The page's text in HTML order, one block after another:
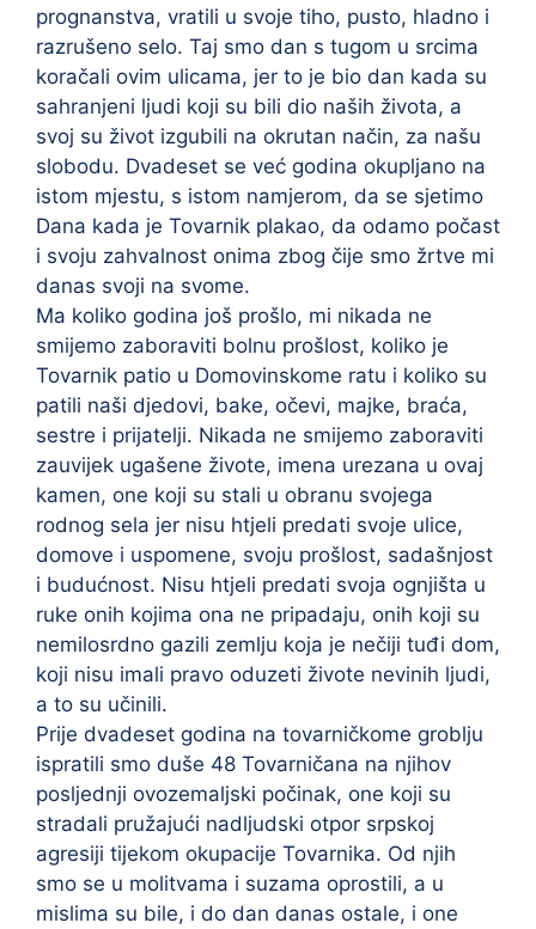
prognanstva, vratili u svoje tiho, pusto, hladno i
razrušeno selo. Taj smo dan s tugom u srcima
koračali ovim ulicama, jer to je bio dan kada su
sahranjeni ljudi koji su bili dio naših života, a
svoj su život izgubili na okrutan način, za našu
slobodu. Dvadeset se već godina okupljano na
istom mjestu, s istom namjerom, da se sjetimo
Dana kada je Tovarnik plakao, da odamo počast
i svoju zahvalnost onima zbog čije smo žrtve mi
danas svoji na svome.
Ma koliko godina još prošlo, mi nikada ne
smijemo zaboraviti bolnu prošlost, koliko je
Tovarnik patio u Domovinskome ratu i koliko su
patili naši djedovi, bake, očevi, majke, braća,
sestre i prijatelji. Nikada ne smijemo zaboraviti
zauvijek ugašene živote, imena urezana u ovaj
kamen, one koji su stali u obranu svojega
rodnog sela jer nisu htjeli predati svoje ulice,
domove i uspomene, svoju prošlost, sadašnjost
i budućnost. Nisu htjeli predati svoja ognjišta u
ruke onih kojima ona ne pripadaju, onih koji su
nemilosrdno gazili zemlju koja je nečiji tuđi dom,
koji nisu imali pravo oduzeti živote nevinih ljudi,
a to su učinili.
Prije dvadeset godina na tovarničkome groblju
ispratili smo duše 48 Tovarničana na njihov
posljednji ovozemaljski počinak, one koji su
stradali pružajući nadljudski otpor srpskoj
agresiji tijekom okupacije Tovarnika. Od njih
smo se u molitvama i suzama oprostili, a u
mislima su bile, i do dan danas ostale, i one